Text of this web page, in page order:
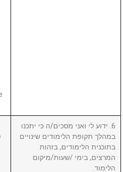
6. ידוע לי ואני מסכים/ה כי יתכנו
במהלך תקופת הלימודים שינויים
בתוכנית הלימודים, בזהות
המרצים, בימי /שעות/מיקום
הלימוד.